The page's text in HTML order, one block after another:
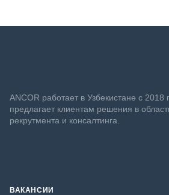
ANСOR работает в Узбекистане с 2018
предлагает клиентам решения в
рекрутмента и консалтинга.
ВАКАНСИИ